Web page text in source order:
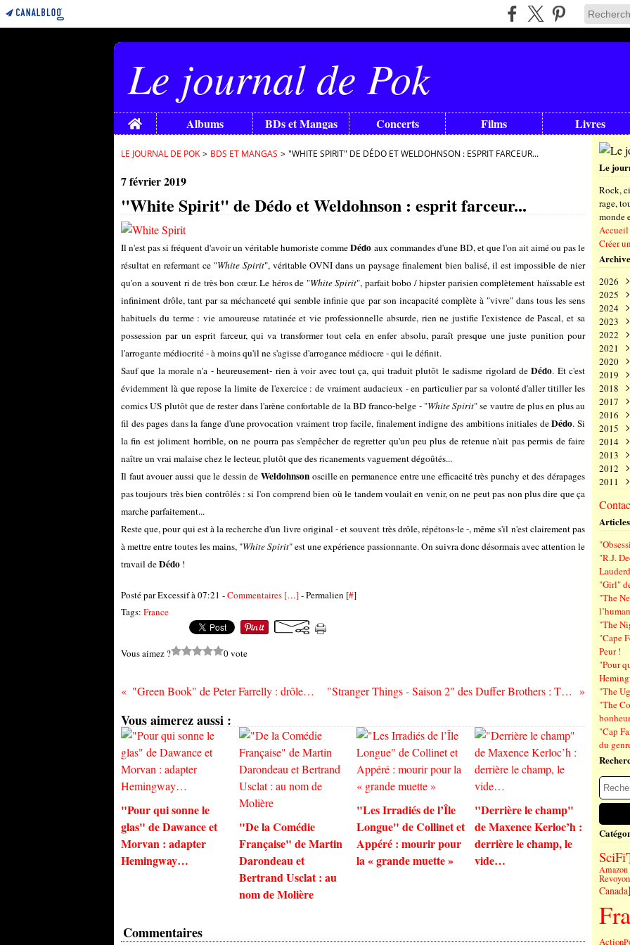
Le journal de Pok
Home Albums BDs et Mangas Concerts Films Livres
LE JOURNAL DE POK > BDS ET MANGAS > "WHITE SPIRIT" DE DÉDO ET WELDOHNSON : ESPRIT FARCEUR...
7 février 2019
"White Spirit" de Dédo et Weldohnson : esprit farceur...
Il n'est pas si fréquent d'avoir un véritable humoriste commeDédo aux commandes d'une BD, et que l'on ait aimé ou pas le
résultat en refermant ce "White Spirit", véritable OVNI dans un paysage finalement bien balisé, il est impossible de nier
qu'on a souvent ri de très bon cœur. Le héros de "White Spirit", parfait bobo / hipster parisien complètement haïssable est
infiniment drôle, tant par sa méchanceté qui semble infinie que par son incapacité complète à "vivre" dans tous les sens
habituels du terme : vie amoureuse ratatinée et vie professionnelle absurde, rien ne justifie l'existence de Pascal, et sa
possession par un esprit farceur, qui va transformer tout cela en enfer absolu, paraît presque une juste punition pour
l'arrogante médiocrité - à moins qu'il ne s'agisse d'arrogance médiocre - qui le définit.
Sauf que la morale n'a - heureusement- rien à voir avec tout ça, qui traduit plutôt le sadisme rigolard deDédo. Et c'est
évidemment là que repose la limite de l'exercice : de vraiment audacieux - en particulier par sa volonté d'aller titiller les
comics US plutôt que de rester dans l'arène confortable de la BD franco-belge - "White Spirit" se vautre de plus en plus au
fil des pages dans la fange d'une provocation vraiment trop facile, finalement indigne des ambitions initiales deDédo. Si
la fin est joliment horrible, on ne pourra pas s'empêcher de regretter qu'un peu plus de retenue n'ait pas permis de faire
naître un vrai malaise chez le lecteur, plutôt que des ricanements vaguement dégoûtés...
Il faut avouer aussi que le dessin deWeldohnson oscille en permanence entre une efficacité très punchy et des dérapages
pas toujours très bien contrôlés : si l'on comprend bien où le tandem voulait en venir, on ne peut pas non plus dire que ça
marche parfaitement...
Reste que, pour qui est à la recherche d'un livre original - et souvent très drôle, répétons-le -, même s'il n'est clairement pas
à mettre entre toutes les mains, "White Spirit" est une expérience passionnante. On suivra donc désormais avec attention le
travail deDédo !
Posté par Excessif à 07:21 -Commentaires […]- Permalien [#]
Tags: France
Vous aimez ? 0 vote
"Green Book" de Peter Farrelly : drôle de drame "Stranger Things - Saison 2" des Duffer Brothers : The Things...
Vous aimerez aussi :
"Pour qui sonne le
glas" de Dawance et
Morvan : adapter
Hemingway…
"De la Comédie
Française" de Martin
Darondeau et
Bertrand Usclat : au
nom de Molière
"Les Irradiés de l’Île
Longue" de Collinet et
Appéré : mourir pour
la « grande muette »
"Derrière le champ"
de Maxence Kerloc’h :
derrière le champ, le
vide…
Commentaires
Le
Rock,
rage,
monde
Créer
2026
Août
Juillet
Juin
Mai
Avril
Mars
2025
Août
Juillet
Juin
Mai
Avril
Mars
2024
Août
Juillet
Juin
Mai
Avril
Mars
2023
Août
Juillet
Juin
Mai
Avril
Mars
2022
Août
Juillet
Juin
Mai
Avril
Mars
2021
Août
Juillet
Juin
Mai
Avril
Mars
2020
Août
Juillet
Juin
Mai
Avril
2019
Août
Juillet
Juin
Mai
2018
Août
Juillet
Juin
Mars
2017
Août
Juillet
Mai
Avril
2016
Août
Juin
Mai
2015
Juin
Mai
2014
Juin
Mai
2013
Août
Juin
Mai
2012
Juin
Mai
2011
"R.J.
"Girl"
"The
"The
"Cape
Peur !
"Pour
"The
"The
bonheur
"Cap
du
SciFi
Canada
Action